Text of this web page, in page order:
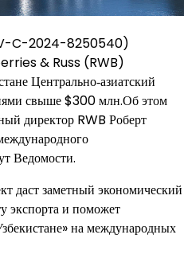
C-2024-8250540)
& Russ (RWB)
Центрально‑азиатский
свыше $300 млн.Об этом
директор RWB Роберт
Ведомости.
даст заметный экономический
экспорта и поможет
на международных